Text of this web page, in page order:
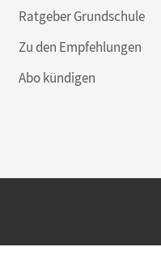
Ratgeber Grundschule
Zu den Empfehlungen
Abo kündigen